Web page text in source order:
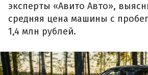
эксперты «Авито Авто»,
средняя цена машины с
1,4 млн рублей.